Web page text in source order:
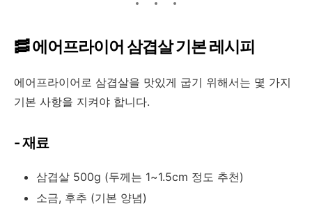
🥓 에어프라이어 삼겹살 기본 레시피
에어프라이어로 삼겹살을 맛있게 굽기 위해서는 몇 가지
기본 사항을 지켜야 합니다.
- 재료
삼겹살 500g (두께는 1~1.5cm 정도 추천)
소금, 후추 (기본 양념)